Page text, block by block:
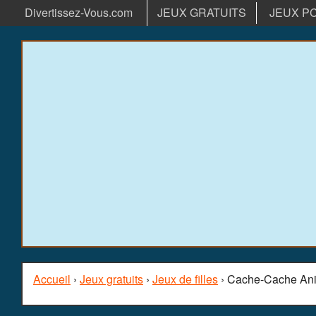
Divertissez-Vous.com JEUX GRATUITS JEUX
Accueil › Jeux gratuits › Jeux de filles › Cache-Cache